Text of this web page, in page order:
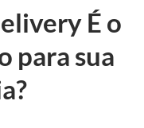
É o
para sua